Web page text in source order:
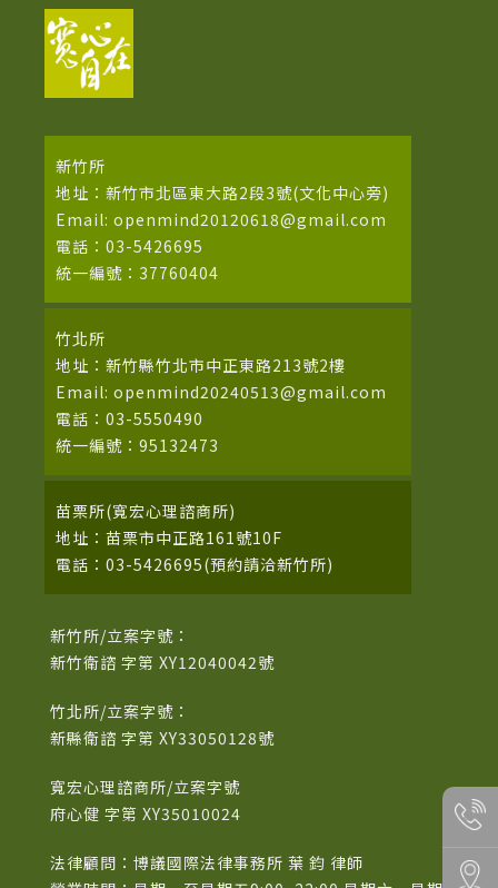
新竹所
地址：新竹市北區東大路2段3號(文化中心旁)
Email: openmind20120618@gmail.com
電話：03-5426695
統一編號：37760404
竹北所
地址：新竹縣竹北市中正東路213號2樓
Email: openmind20240513@gmail.com
電話：03-5550490
統一編號：95132473
苗栗所(寬宏心理諮商所)
地址：苗栗市中正路161號10F
電話：03-5426695(預約請洽新竹所)
新竹所/立案字號：
新竹衛諮 字第 XY12040042號
竹北所/立案字號：
新縣衛諮 字第 XY33050128號
寬宏心理諮商所/立案字號
府心健 字第 XY35010024
法律顧問：博議國際法律事務所 葉 鈞 律師